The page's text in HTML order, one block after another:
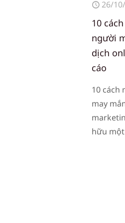
26/
10
người
dịch
cáo
10 cách
may
hữu